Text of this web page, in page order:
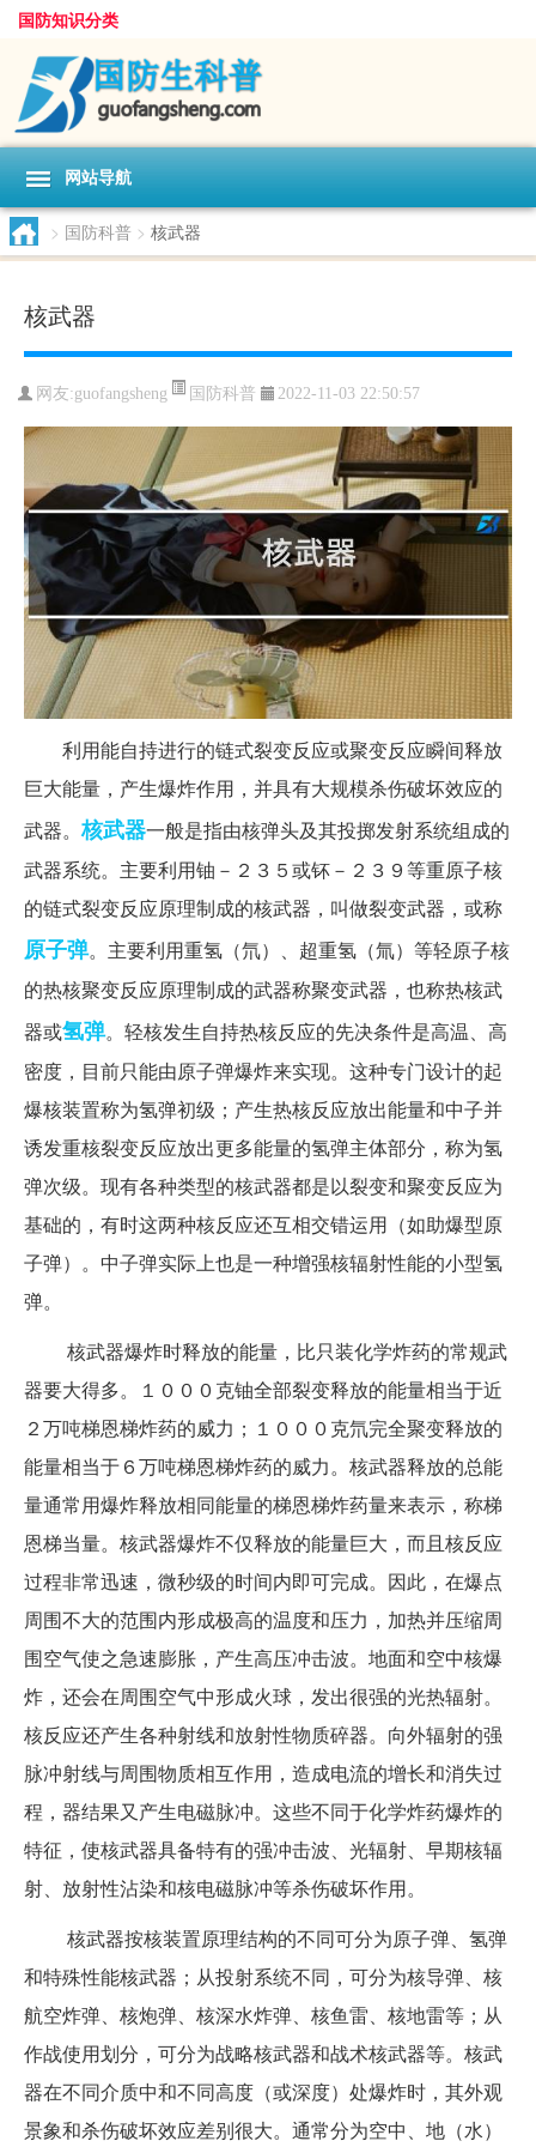
国防知识分类
网站导航
> 国防科普 > 核武器
核武器
网友:guofangsheng 国防科普 2022-11-03 22:50:57
利用能自持进行的链式裂变反应或聚变反应瞬间释放
巨大能量，产生爆炸作用，并具有大规模杀伤破坏效应的
武器。核武器一般是指由核弹头及其投掷发射系统组成的
武器系统。主要利用铀－２３５或钚－２３９等重原子核
的链式裂变反应原理制成的核武器，叫做裂变武器，或称
原子弹。主要利用重氢（氘）、超重氢（氚）等轻原子核
的热核聚变反应原理制成的武器称聚变武器，也称热核武
器或氢弹。轻核发生自持热核反应的先决条件是高温、高
密度，目前只能由原子弹爆炸来实现。这种专门设计的起
爆核装置称为氢弹初级；产生热核反应放出能量和中子并
诱发重核裂变反应放出更多能量的氢弹主体部分，称为氢
弹次级。现有各种类型的核武器都是以裂变和聚变反应为
基础的，有时这两种核反应还互相交错运用（如助爆型原
子弹）。中子弹实际上也是一种增强核辐射性能的小型氢
弹。
核武器爆炸时释放的能量，比只装化学炸药的常规武
器要大得多。１０００克铀全部裂变释放的能量相当于近
２万吨梯恩梯炸药的威力；１０００克氘完全聚变释放的
能量相当于６万吨梯恩梯炸药的威力。核武器释放的总能
量通常用爆炸释放相同能量的梯恩梯炸药量来表示，称梯
恩梯当量。核武器爆炸不仅释放的能量巨大，而且核反应
过程非常迅速，微秒级的时间内即可完成。因此，在爆点
周围不大的范围内形成极高的温度和压力，加热并压缩周
围空气使之急速膨胀，产生高压冲击波。地面和空中核爆
炸，还会在周围空气中形成火球，发出很强的光热辐射。
核反应还产生各种射线和放射性物质碎器。向外辐射的强
脉冲射线与周围物质相互作用，造成电流的增长和消失过
程，器结果又产生电磁脉冲。这些不同于化学炸药爆炸的
特征，使核武器具备特有的强冲击波、光辐射、早期核辐
射、放射性沾染和核电磁脉冲等杀伤破坏作用。
核武器按核装置原理结构的不同可分为原子弹、氢弹
和特殊性能核武器；从投射系统不同，可分为核导弹、核
航空炸弹、核炮弹、核深水炸弹、核鱼雷、核地雷等；从
作战使用划分，可分为战略核武器和战术核武器等。核武
器在不同介质中和不同高度（或深度）处爆炸时，其外观
景象和杀伤破坏效应差别很大。通常分为空中、地（水）